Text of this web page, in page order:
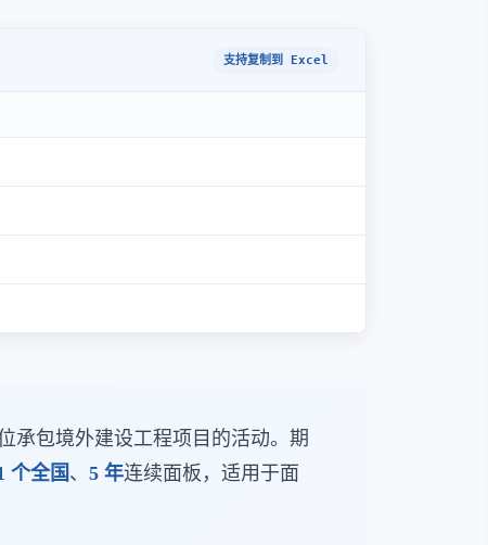
支持复制到 Excel
承包境外建设工程项目的活动。期
个全国、 5 年连续面板，适用于面